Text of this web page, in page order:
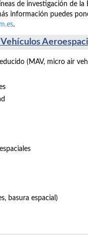
de investigación de
información puedes
.
(MAV, micro air
basura espacial)